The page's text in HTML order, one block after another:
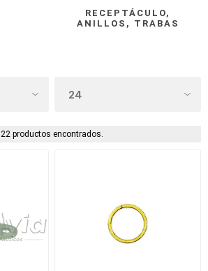
RECEPTÁCULO,
ANILLOS, TRABAS
22 productos encontrados.